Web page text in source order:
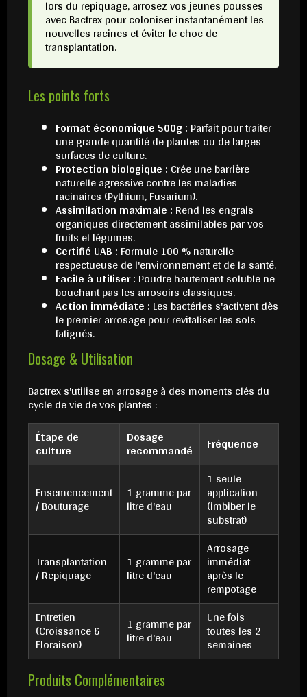
lors du repiquage, arrosez vos jeunes pousses
avec Bactrex pour coloniser instantanément les
nouvelles racines et éviter le choc de
transplantation.
Les points forts
Format économique 500g : Parfait pour traiter
une grande quantité de plantes ou de larges
surfaces de culture.
Protection biologique : Crée une barrière
naturelle agressive contre les maladies
racinaires (Pythium, Fusarium).
Assimilation maximale : Rend les engrais
organiques directement assimilables par vos
fruits et légumes.
Certifié UAB : Formule 100 % naturelle
respectueuse de l'environnement et de la santé.
Facile à utiliser : Poudre hautement soluble ne
bouchant pas les arrosoirs classiques.
Action immédiate : Les bactéries s'activent dès
le premier arrosage pour revitaliser les sols
fatigués.
Dosage & Utilisation
Bactrex s'utilise en arrosage à des moments clés du
cycle de vie de vos plantes :
Étape de
culture
Dosage
recommandé Fréquence
Ensemencement
/ Bouturage
1 gramme par
litre d'eau
1 seule
application
(imbiber le
substrat)
Transplantation
/ Repiquage
1 gramme par
litre d'eau
Arrosage
immédiat
après le
rempotage
Entretien
(Croissance &
Floraison)
1 gramme par
litre d'eau
Une fois
toutes les 2
semaines
Produits Complémentaires